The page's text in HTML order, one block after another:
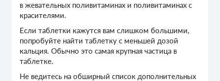
в жевательных поливитаминах и поливитаминах с
красителями.
Если таблетки кажутся вам слишком большими,
попробуйте найти таблетку с меньшей дозой
кальция. Обычно это самая крупная частица в
таблетке.
Не ведитесь на обширный список дополнительных